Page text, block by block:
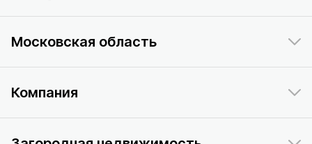
Московская область
Компания